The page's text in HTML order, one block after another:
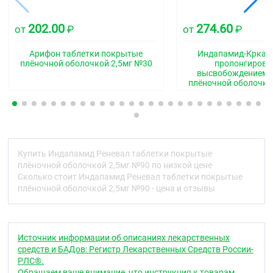
C03BA11
Фармакологические свойства
Фармакодинамика
сульфонамида с индольным кольцом и по
фармакологическим свойствам близок к
реабсорбцию ионов натрия в кортикальном
сегменте петли нефрона.
При этом увеличивается выделение почками ионов
натрия, хлора и в меньшей степени ионов калия и
Фармакодинамические эффекты
В клинических исследованиях II и III фаз при
использовании индапамида в режиме
от 202.00 ₽
Арифон таблетки покрытые
плёночной оболочкой 2,5мг №30
от 274.60 ₽
Индапамид-Крка
высвобождением
плёночной
Купить Индапамид Реневал таблетки покрытые
плёночной оболочкой 2,5мг №90 по низкой цене
Сколько стоит Индапамид Реневал таблетки покрытые
плёночной оболочкой 2,5мг №90 - цена и отзывы
Источник информации об описаниях лекарственных
средств и БАДов: Регистр Лекарственных Средств России-
РЛС®.